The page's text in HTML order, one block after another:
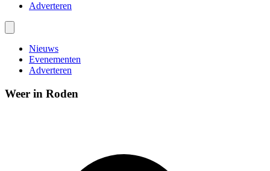
Adverteren
Nieuws
Evenementen
Adverteren
Weer in Roden